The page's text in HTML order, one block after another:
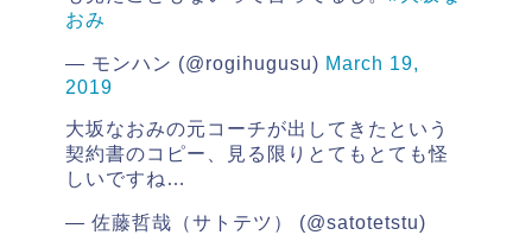
おみ
— モンハン (@rogihugusu) March 19,
2019
大坂なおみの元コーチが出してきたという
契約書のコピー、見る限りとてもとても怪
しいですね…
— 佐藤哲哉（サトテツ） (@satotetstu)